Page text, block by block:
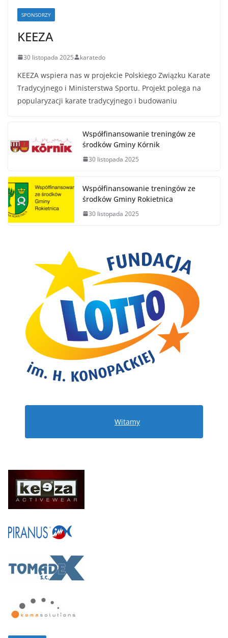
SPONSORZY
KEEZA
30 listopada 2025 karatedo
KEEZA wspiera nas w projekcie Polskiego Związku Karate
Tradycyjnego i Ministerstwa Sportu. Projekt polega na
popularyzacji karate tradycyjnego i budowaniu
Współfinansowanie treningów ze
środków Gminy Kórnik
30 listopada 2025
Współfinansowanie treningów ze
środków Gminy Rokietnica
30 listopada 2025
Witamy